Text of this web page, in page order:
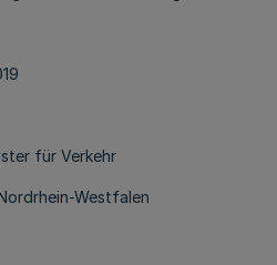
für Verkehr
Westfalen